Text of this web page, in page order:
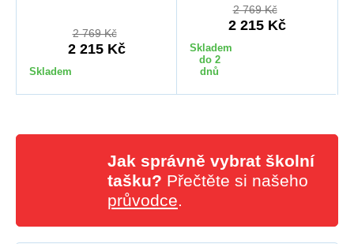
2 769 Kč
2 215 Kč
Skladem
2 769 Kč
2 215 Kč
Skladem
do 2
dnů
Jak správně vybrat školní
tašku? Přečtěte si našeho
průvodce.